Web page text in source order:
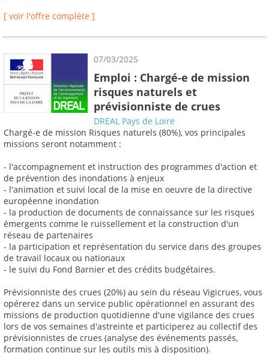
[ voir l'offre complète ]
07/03/2025
Emploi : Chargé-e de mission
risques naturels et
prévisionniste de crues
DREAL Pays de Loire
Chargé-e de mission Risques naturels (80%), vos principales
missions seront notamment :
- l'accompagnement et instruction des programmes d'action et
de prévention des inondations à enjeux
- l'animation et suivi local de la mise en oeuvre de la directive
européenne inondation
- la production de documents de connaissance sur les risques
émergents comme le ruissellement et la construction d'un
réseau de partenaires
- la participation et représentation du service dans des groupes
de travail locaux ou nationaux
- le suivi du Fond Barnier et des crédits budgétaires.
Prévisionniste des crues (20%) au sein du réseau Vigicrues, vous
opérerez dans un service public opérationnel en assurant des
missions de production quotidienne d'une vigilance des crues
lors de vos semaines d'astreinte et participerez au collectif des
prévisionnistes de crues (analyse des événements passés,
formation continue sur les outils mis à disposition).